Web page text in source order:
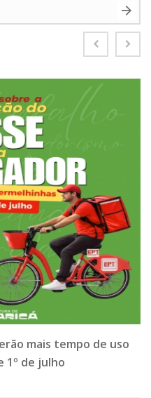
mais tempo de uso
1º de julho